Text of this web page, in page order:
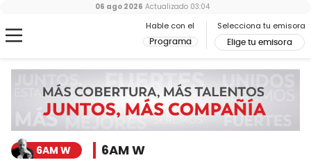
Hable con el
Programa
Selecciona tu emisora
Elige tu emisora
06 ago 2026 Actualizado 03:04
6AM W 6AM W